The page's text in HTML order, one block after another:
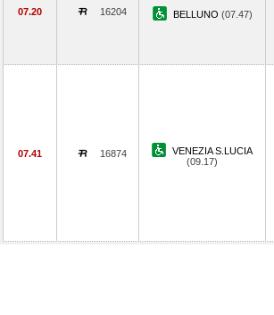
07.20 16204 BELLUNO (07.47)
07.41 16874
VENEZIA S.LUCIA
(09.17)